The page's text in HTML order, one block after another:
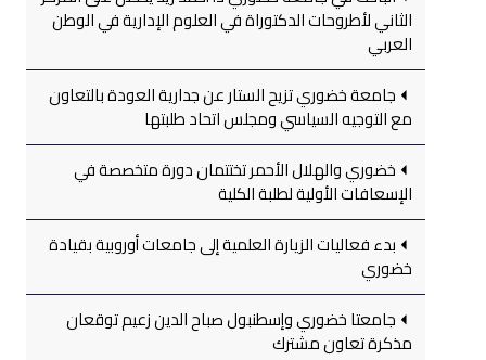
الثاني لأطروحات الدكتوراة في العلوم الإدارية في الوطن
العربي
جامعة خضوري تزيح الستار عن جدارية العودة بالتعاون
مع التوجيه السياسي ومجلس اتحاد طلبتها
خضوري والهلال الأحمر تختتمان دورة متخصصة في
الإسعافات الأولية لطلبة الكلية
بدء فعاليات الزيارة العلمية إلى جامعات أوروبية بقيادة
خضوري
جامعتا خضوري وإسطنبول صباح الدين زعيم توقعان
مذكرة تعاون مشترك